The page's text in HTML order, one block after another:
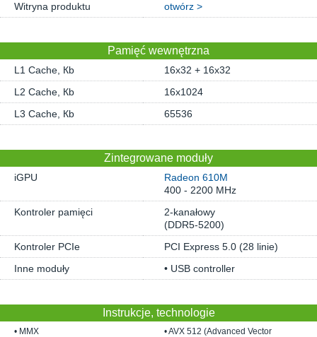
Witryna produktu
otwórz >
Pamięć wewnętrzna
L1 Cache, Кb
16x32 + 16x32
L2 Cache, Кb
16x1024
L3 Cache, Кb
65536
Zintegrowane moduły
iGPU
Radeon 610M
400 - 2200 MHz
Kontroler pamięci
2-kanałowy
(DDR5-5200)
Kontroler PCIe
PCI Express 5.0 (28 linie)
Inne moduły
• USB controller
Instrukcje, technologie
• MMX
• AVX 512 (Advanced Vector